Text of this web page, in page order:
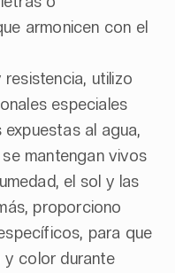
armonicen con el
utilizo
especiales
al agua,
mantengan vivos
el sol y las
proporciono
para que
y color durante